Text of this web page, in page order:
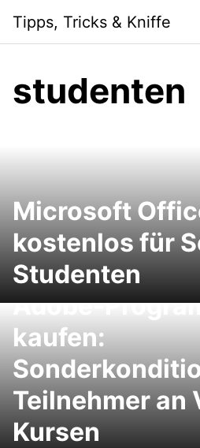
content
Tipps, Tricks & Kniffe
studenten
Microsoft
kostenlos für
Studenten
Adobe-
kaufen:
Teilnehmer an
Kursen